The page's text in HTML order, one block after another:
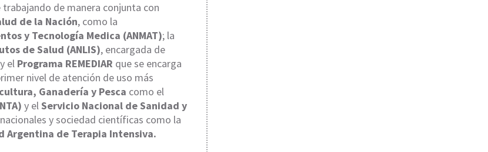
de manera conjunta con
de la Nación, como la
y Tecnología Medica (ANMAT); la
de Salud (ANLIS), encargada de
el Programa REMEDIAR que se encarga
nivel de atención de uso más
Ganadería y Pesca como el
y elServicio Nacional de Sanidad y
y sociedad científicas como la
Argentina de Terapia Intensiva.